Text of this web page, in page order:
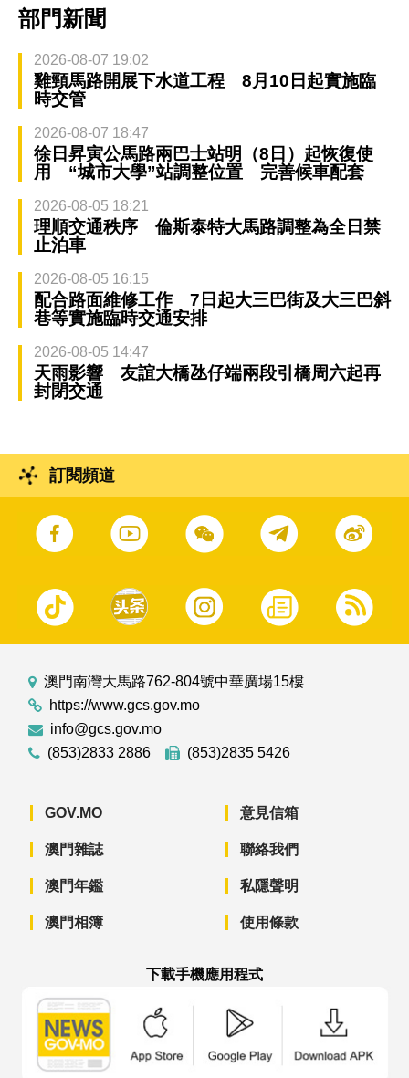
部門新聞
2026-08-07 19:02
雞頸馬路開展下水道工程 8月10日起實施臨
時交管
2026-08-07 18:47
徐日昇寅公馬路兩巴士站明（8日）起恢復使
用 “城市大學”站調整位置 完善候車配套
2026-08-05 18:21
理順交通秩序 倫斯泰特大馬路調整為全日禁
止泊車
2026-08-05 16:15
配合路面維修工作 7日起大三巴街及大三巴斜
巷等實施臨時交通安排
2026-08-05 14:47
天雨影響 友誼大橋氹仔端兩段引橋周六起再
封閉交通
訂閱頻道
澳門南灣大馬路762-804號中華廣場15樓
https://www.gcs.gov.mo
info@gcs.gov.mo
(853)2833 2886
(853)2835 5426
GOV.MO
澳門雜誌
澳門年鑑
澳門相簿
意見信箱
聯絡我們
私隱聲明
使用條款
下載手機應用程式